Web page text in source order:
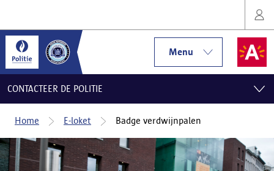
Menu
CONTACTEER DE POLITIE
Home E-loket Badge verdwijnpalen